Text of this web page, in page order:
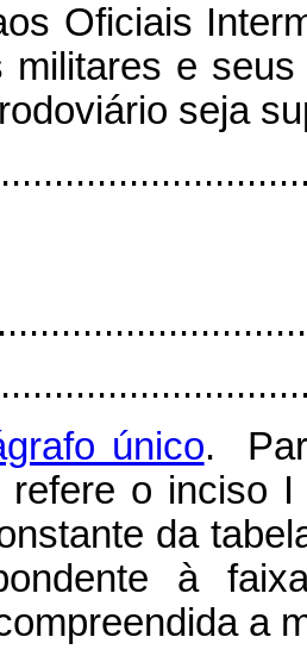
Oficiais
militares e
seja
único.
refere o inciso
da
à
a